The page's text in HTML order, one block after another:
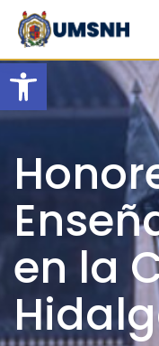
Open
Skip
content
en la